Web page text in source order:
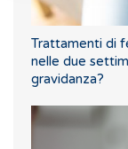
Trattamenti di
nelle due
gravidanza?